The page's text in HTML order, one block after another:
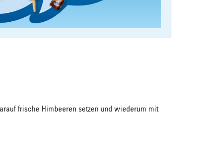
frische Himbeeren setzen und wiederum mit